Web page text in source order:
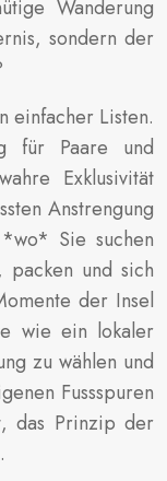
Wanderung
sondern der
einfacher Listen.
für Paare und
Exklusivität
Anstrengung
Sie suchen
und sich
der Insel
wie ein lokaler
zu wählen und
Fussspuren
das Prinzip der